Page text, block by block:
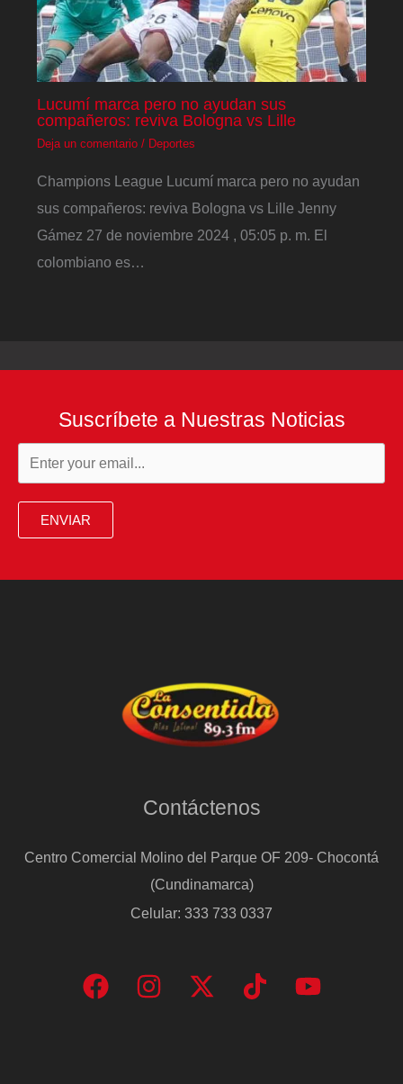
Lucumí marca pero no ayudan sus
compañeros: reviva Bologna vs Lille
Deja un comentario / Deportes
Champions League Lucumí marca pero no ayudan
sus compañeros: reviva Bologna vs Lille Jenny
Gámez 27 de noviembre 2024 , 05:05 p. m. El
colombiano es…
Suscríbete a Nuestras Noticias
ENVIAR
Contáctenos
Centro Comercial Molino del Parque OF 209- Chocontá
(Cundinamarca)
Celular: 333 733 0337